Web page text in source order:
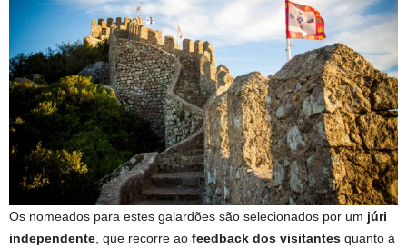
Os nomeados para estes galardões são selecionados por um júri
independente , que recorre ao feedback dos visitantes quanto à